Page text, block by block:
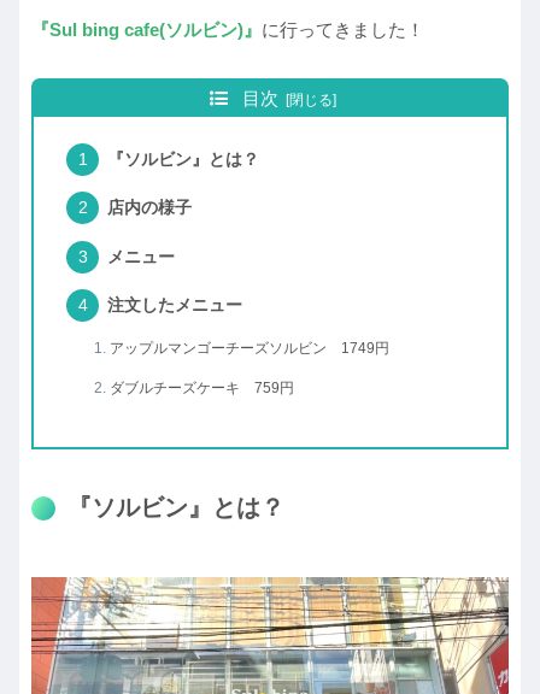
『Sul bing cafe(ソルビン)』 に行ってきました！
目次
『ソルビン』とは？
店内の様子
メニュー
注文したメニュー
アップルマンゴーチーズソルビン 1749円
ダブルチーズケーキ 759円
『ソルビン』とは？